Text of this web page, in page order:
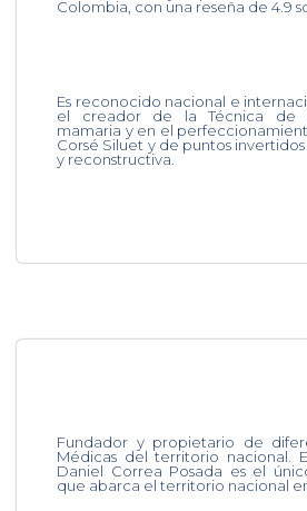
Colombia, con una reseña de 4.9
Es reconocido nacional e
el creador de la Técnica de
mamaria y en el
Corsé Siluet y de puntos
y reconstructiva.
Fundador y propietario de
Médicas del territorio nacional.
Daniel Correa Posada es el
que abarca el territorio nacional